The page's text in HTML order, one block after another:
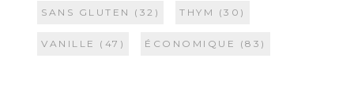
SANS GLUTEN (32) THYM (30)
VANILLE (47) ÉCONOMIQUE (83)